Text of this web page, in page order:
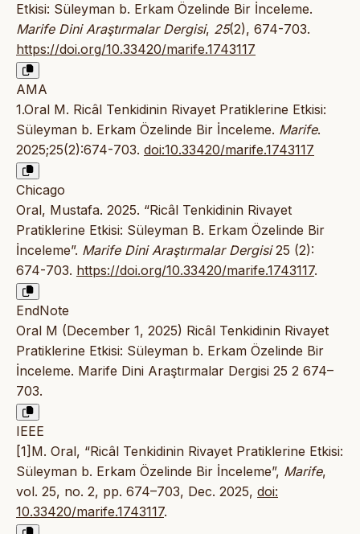
Etkisi: Süleyman b. Erkam Özelinde Bir İnceleme.
Marife Dini Araştırmalar Dergisi, 25(2), 674-703.
https://doi.org/10.33420/marife.1743117
AMA
1.Oral M. Ricâl Tenkidinin Rivayet Pratiklerine Etkisi:
Süleyman b. Erkam Özelinde Bir İnceleme. Marife.
2025;25(2):674-703. doi:10.33420/marife.1743117
Chicago
Oral, Mustafa. 2025. “Ricâl Tenkidinin Rivayet
Pratiklerine Etkisi: Süleyman B. Erkam Özelinde Bir
İnceleme”. Marife Dini Araştırmalar Dergisi25 (2):
674-703. https://doi.org/10.33420/marife.1743117.
EndNote
Oral M (December 1, 2025) Ricâl Tenkidinin Rivayet
Pratiklerine Etkisi: Süleyman b. Erkam Özelinde Bir
İnceleme. Marife Dini Araştırmalar Dergisi 25 2 674–
703.
IEEE
[1]M. Oral, “Ricâl Tenkidinin Rivayet Pratiklerine Etkisi:
Süleyman b. Erkam Özelinde Bir İnceleme”, Marife,
vol. 25, no. 2, pp. 674–703, Dec. 2025, doi:
10.33420/marife.1743117.